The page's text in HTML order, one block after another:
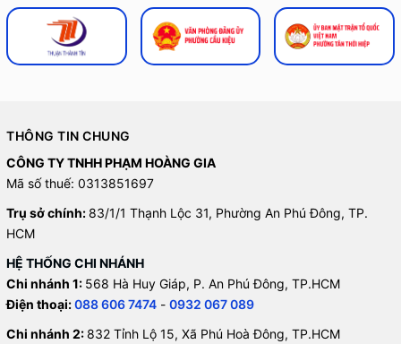
THÔNG TIN CHUNG
CÔNG TY TNHH PHẠM HOÀNG GIA
Mã số thuế: 0313851697
Trụ sở chính: 83/1/1 Thạnh Lộc 31, Phường An Phú Đông, TP.
HCM
HỆ THỐNG CHI NHÁNH
Chi nhánh 1: 568 Hà Huy Giáp, P. An Phú Đông, TP.HCM
Điện thoại:088 606 7474 - 0932 067 089
Chi nhánh 2: 832 Tỉnh Lộ 15, Xã Phú Hoà Đông, TP.HCM